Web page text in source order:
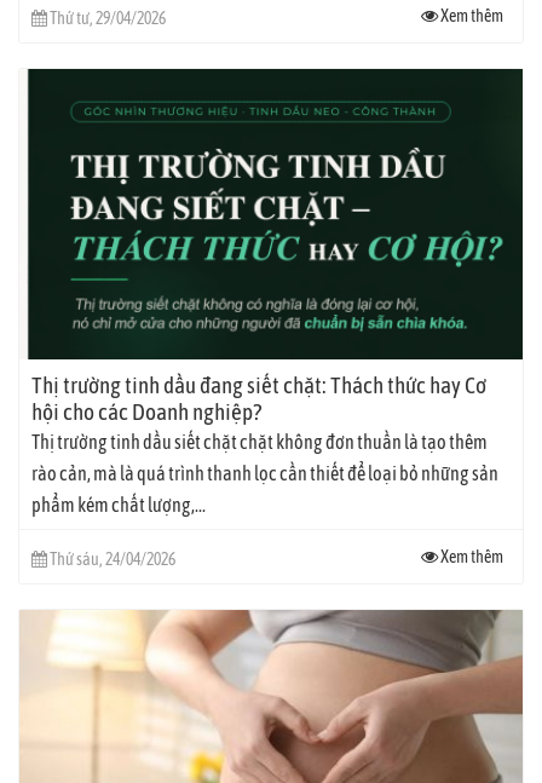
Thứ tư, 29/04/2026 Xem thêm
Thị trường tinh dầu đang siết chặt: Thách thức hay Cơ
hội cho các Doanh nghiệp?
Thị trường tinh dầu siết chặt chặt không đơn thuần là tạo thêm
rào cản, mà là quá trình thanh lọc cần thiết để loại bỏ những sản
phẩm kém chất lượng,...
Thứ sáu, 24/04/2026 Xem thêm